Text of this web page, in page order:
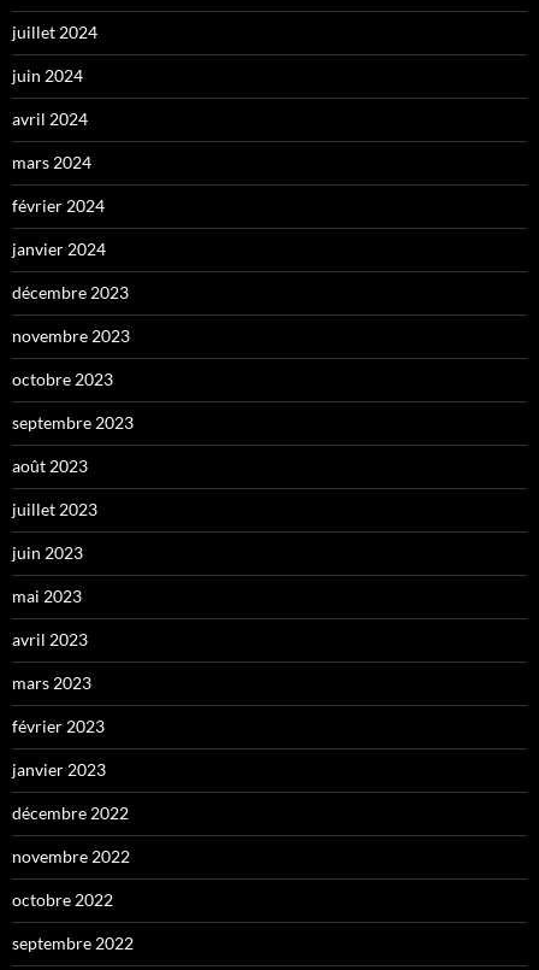
juillet 2024
juin 2024
avril 2024
mars 2024
février 2024
janvier 2024
décembre 2023
novembre 2023
octobre 2023
septembre 2023
août 2023
juillet 2023
juin 2023
mai 2023
avril 2023
mars 2023
février 2023
janvier 2023
décembre 2022
novembre 2022
octobre 2022
septembre 2022